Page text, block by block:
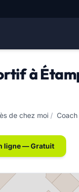
à
de chez moi /
ligne — Gratuit